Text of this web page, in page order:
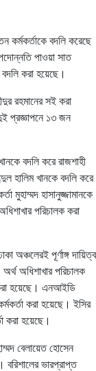
কর্মকর্তাকে বদলি করেছে
পাওয়া সাত
বদলি করা হয়েছে।
রহমানের সই করা
দুই প্রজ্ঞাপনে ১৩ জন
বদলি করে রাজশাহী
হালিম খানকে বদলি করে
মুহাম্মদ হাসানুজ্জামানকে
পরিচালক করা
অঞ্চলেরই পূর্ণাঙ্গ দায়িত্ব
অধিশাখার পরিচালক
হয়েছে। এনআইডি
করা হয়েছে। ইসির
করা হয়েছে।
বেলায়েত হোসেন
বরিশালের ভারপ্রাপ্ত